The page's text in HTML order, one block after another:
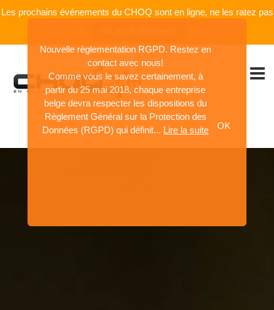
Les prochains événements du CHOQ sont en ligne, ne les ratez pas
OK
Nouvelle règlementation RGPD. Restez en
contact avec nous!
Comme vous le savez certainement, à
partir du 25 mai 2018, chaque entreprise
belge devra respecter les dispositions du
Règlement Général sur la Protection des
Données (RGPD) qui définit... Lire la suite